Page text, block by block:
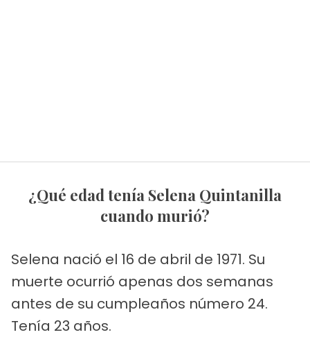
¿Qué edad tenía Selena Quintanilla
cuando murió?
Selena nació el 16 de abril de 1971. Su
muerte ocurrió apenas dos semanas
antes de su cumpleaños número 24.
Tenía 23 años.